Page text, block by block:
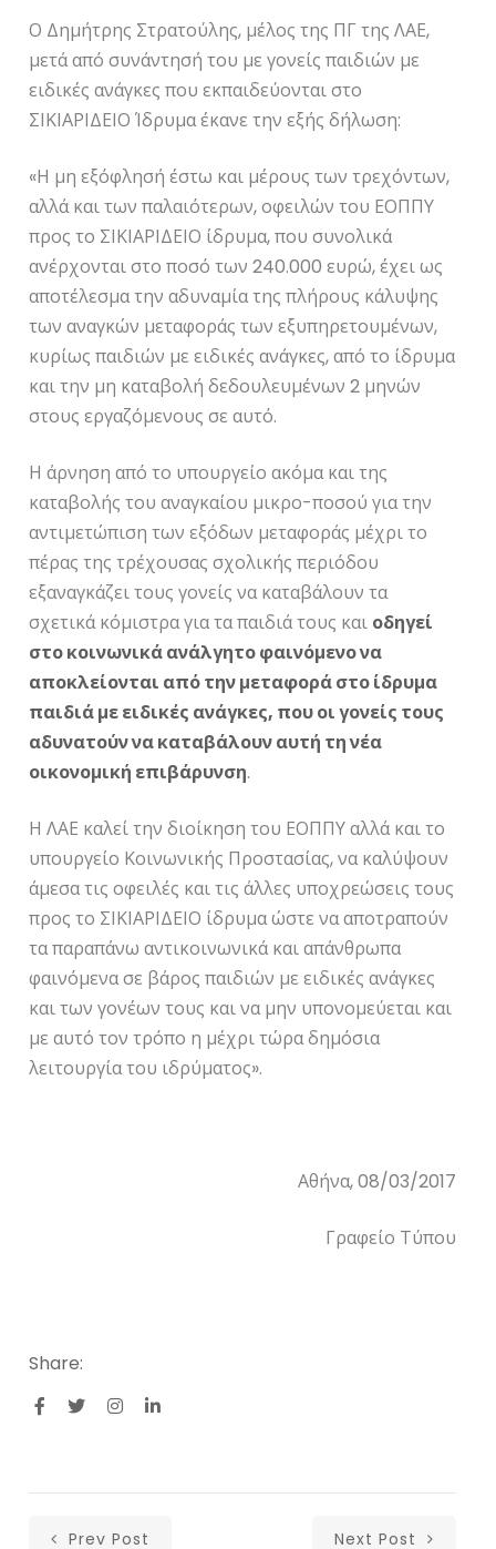
Ο Δημήτρης Στρατούλης, μέλος της ΠΓ της ΛΑΕ,
μετά από συνάντησή του με γονείς παιδιών με
ειδικές ανάγκες που εκπαιδεύονται στο
ΣΙΚΙΑΡΙΔΕΙΟ Ίδρυμα έκανε την εξής δήλωση:
«Η μη εξόφλησή έστω και μέρους των τρεχόντων,
αλλά και των παλαιότερων, οφειλών του ΕΟΠΠΥ
προς το ΣΙΚΙΑΡΙΔΕΙΟ ίδρυμα, που συνολικά
ανέρχονται στο ποσό των 240.000 ευρώ, έχει ως
αποτέλεσμα την αδυναμία της πλήρους κάλυψης
των αναγκών μεταφοράς των εξυπηρετουμένων,
κυρίως παιδιών με ειδικές ανάγκες, από το ίδρυμα
και την μη καταβολή δεδουλευμένων 2 μηνών
στους εργαζόμενους σε αυτό.
Η άρνηση από το υπουργείο ακόμα και της
καταβολής του αναγκαίου μικρο-ποσού για την
αντιμετώπιση των εξόδων μεταφοράς μέχρι το
πέρας της τρέχουσας σχολικής περιόδου
εξαναγκάζει τους γονείς να καταβάλουν τα
σχετικά κόμιστρα για τα παιδιά τους και οδηγεί
στο κοινωνικά ανάλγητο φαινόμενο να
αποκλείονται από την μεταφορά στο ίδρυμα
παιδιά με ειδικές ανάγκες, που οι γονείς τους
αδυνατούν να καταβάλουν αυτή τη νέα
οικονομική επιβάρυνση.
Η ΛΑΕ καλεί την διοίκηση του ΕΟΠΠΥ αλλά και το
υπουργείο Κοινωνικής Προστασίας, να καλύψουν
άμεσα τις οφειλές και τις άλλες υποχρεώσεις τους
προς το ΣΙΚΙΑΡΙΔΕΙΟ ίδρυμα ώστε να αποτραπούν
τα παραπάνω αντικοινωνικά και απάνθρωπα
φαινόμενα σε βάρος παιδιών με ειδικές ανάγκες
και των γονέων τους και να μην υπονομεύεται και
με αυτό τον τρόπο η μέχρι τώρα δημόσια
λειτουργία του ιδρύματος».
Αθήνα, 08/03/2017
Γραφείο Τύπου
Share:
Prev Post Next Post